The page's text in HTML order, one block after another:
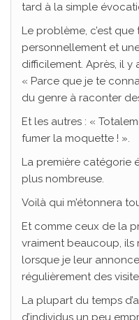
tard à la simple
Le problème, c’est
personnellement et
difficilement. Après, il
« Parce que je te
du genre à raconter
Et les autres : «
fumer la moquette ! ».
La première catégorie
plus nombreuse.
Voilà qui m’étonnera
Et comme ceux de la
vraiment beaucoup, ils
lorsque je leur
régulièrement des
La plupart du temps
d’individus un peu